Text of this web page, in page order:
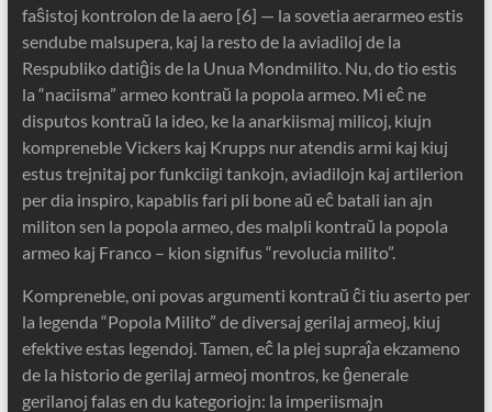
faŝistoj kontrolon de la aero [6] — la sovetia aerarmeo estis
sendube malsupera, kaj la resto de la aviadiloj de la
Respubliko datiĝis de la Unua Mondmilito. Nu, do tio estis
la “naciisma” armeo kontraŭ la popola armeo. Mi eĉ ne
disputos kontraŭ la ideo, ke la anarkiismaj milicoj, kiujn
kompreneble Vickers kaj Krupps nur atendis armi kaj kiuj
estus trejnitaj por funkciigi tankojn, aviadilojn kaj artilerion
per dia inspiro, kapablis fari pli bone aŭ eĉ batali ian ajn
militon sen la popola armeo, des malpli kontraŭ la popola
armeo kaj Franco – kion signifus “revolucia milito”.
Kompreneble, oni povas argumenti kontraŭ ĉi tiu aserto per
la legenda “Popola Milito” de diversaj gerilaj armeoj, kiuj
efektive estas legendoj. Tamen, eĉ la plej supraĵa ekzameno
de la historio de gerilaj armeoj montros, ke ĝenerale
gerilanoj falas en du kategoriojn: la imperiismajn